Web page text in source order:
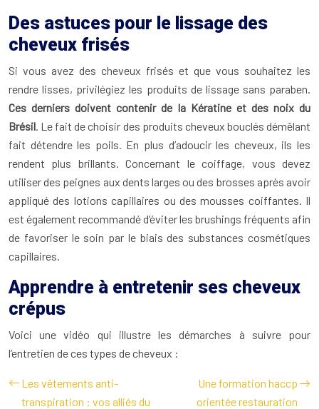
Des astuces pour le lissage des
cheveux frisés
Si vous avez des cheveux frisés et que vous souhaitez les
rendre lisses, privilégiez les produits de lissage sans paraben.
Ces derniers doivent contenir de la Kératine et des noix du
Brésil. Le fait de choisir des produits cheveux bouclés démêlant
fait détendre les poils. En plus d’adoucir les cheveux, ils les
rendent plus brillants. Concernant le coiffage, vous devez
utiliser des peignes aux dents larges ou des brosses après avoir
appliqué des lotions capillaires ou des mousses coiffantes. Il
est également recommandé d’éviter les brushings fréquents afin
de favoriser le soin par le biais des substances cosmétiques
capillaires.
Apprendre à entretenir ses cheveux
crépus
Voici une vidéo qui illustre les démarches à suivre pour
l’entretien de ces types de cheveux :
Les vêtements anti-
transpiration : vos alliés du
Une formation haccp
orientée restauration